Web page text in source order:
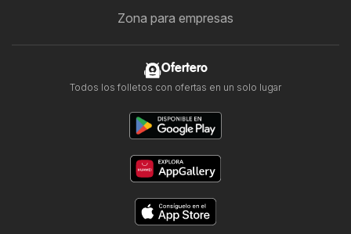
Zona para empresas
Ofertero
Todos los folletos con ofertas en un solo lugar